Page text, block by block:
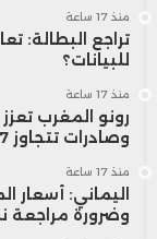
النقدية،
جداول
المدى
باركليز
منذ 17 ساعة
تراجع البطالة:
للبيانات؟
منذ 17 ساعة
وصادرات تتجاوز 167 ألف وحدة
منذ 17 ساعة
اليماني: أسعار
وضرورة مراجعة